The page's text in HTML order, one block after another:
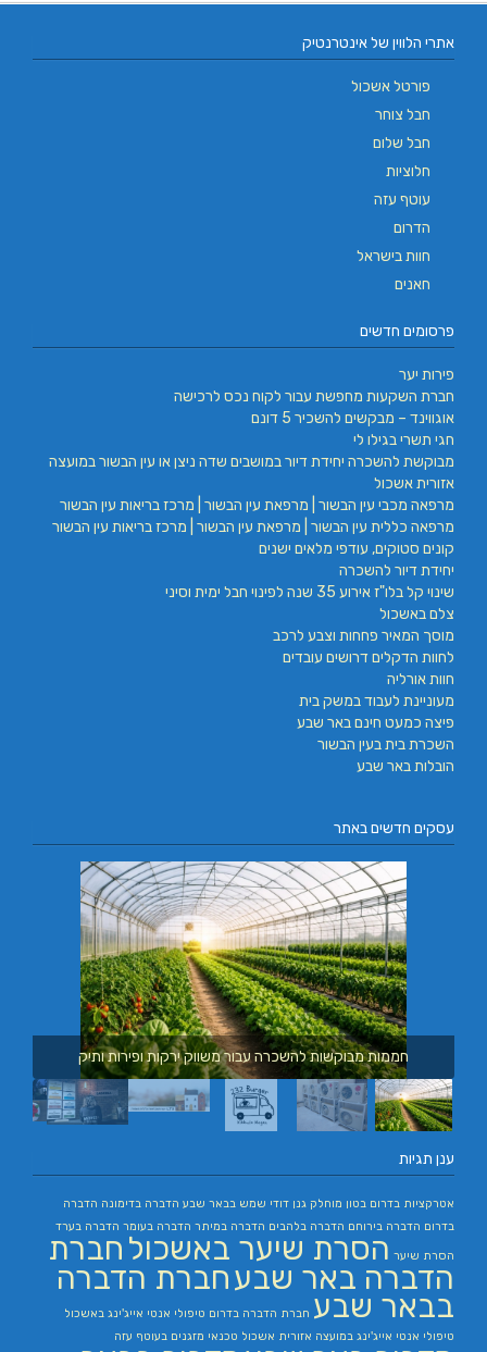
אתרי הלווין של אינטרנטיק
פורטל אשכול
חבל צוחר
חבל שלום
חלוציות
עוטף עזה
הדרום
חוות בישראל
חאנים
פרסומים חדשים
פירות יער
חברת השקעות מחפשת עבור לקוח נכס לרכישה
אוגווינד – מבקשים להשכיר 5 דונם
חגי תשרי בגילו לי
מבוקשת להשכרה יחידת דיור במושבים שדה ניצן או עין הבשור במועצה
אזורית אשכול
מרפאה מכבי עין הבשור | מרפאת עין הבשור | מרכז בריאות עין הבשור
מרפאה כללית עין הבשור | מרפאת עין הבשור | מרכז בריאות עין הבשור
קונים סטוקים, עודפי מלאים ישנים
יחידת דיור להשכרה
שינוי קל בלו"ז אירוע 35 שנה לפינוי חבל ימית וסיני
צלם באשכול
מוסך המאיר פחחות וצבע לרכב
לחוות הדקלים דרושים עובדים
חוות אורליה
מעוניינת לעבוד במשק בית
פיצה כמעט חינם באר שבע
השכרת בית בעין הבשור
הובלות באר שבע
עסקים חדשים באתר
חממות מבוקשות להשכרה עבור משווק ירקות ופירות ותיק
ענן תגיות
אטרקציות בדרום בטון מוחלק גנן דודי שמש בבאר שבע הדברה בדימונה הדברה
בדרום הדברה בירוחם הדברה בלהבים הדברה במיתר הדברה בעומר הדברה בערד
הסרת שיער הסרת שיער באשכול חברת
הדברה באר שבעחברת הדברה
בבאר שבע חברת הדברה בדרום טיפולי אנטי אייג'ינג באשכול
טיפולי אנטי אייג'ינג במועצה אזורית אשכול טכנאי מזגנים בעוטף עזה